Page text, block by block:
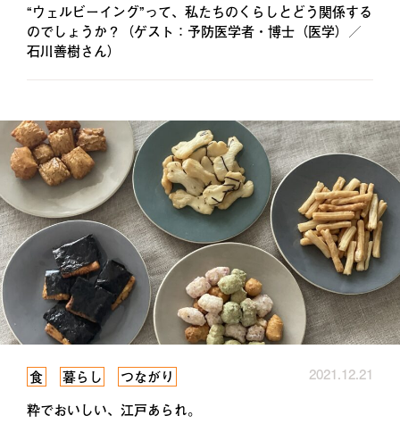
“ウェルビーイング”って、私たちのくらしとどう関係する
のでしょうか？（ゲスト：予防医学者・博士（医学）／
石川善樹さん）
食 暮らし つながり
2021.12.21
粋でおいしい、江戸あられ。